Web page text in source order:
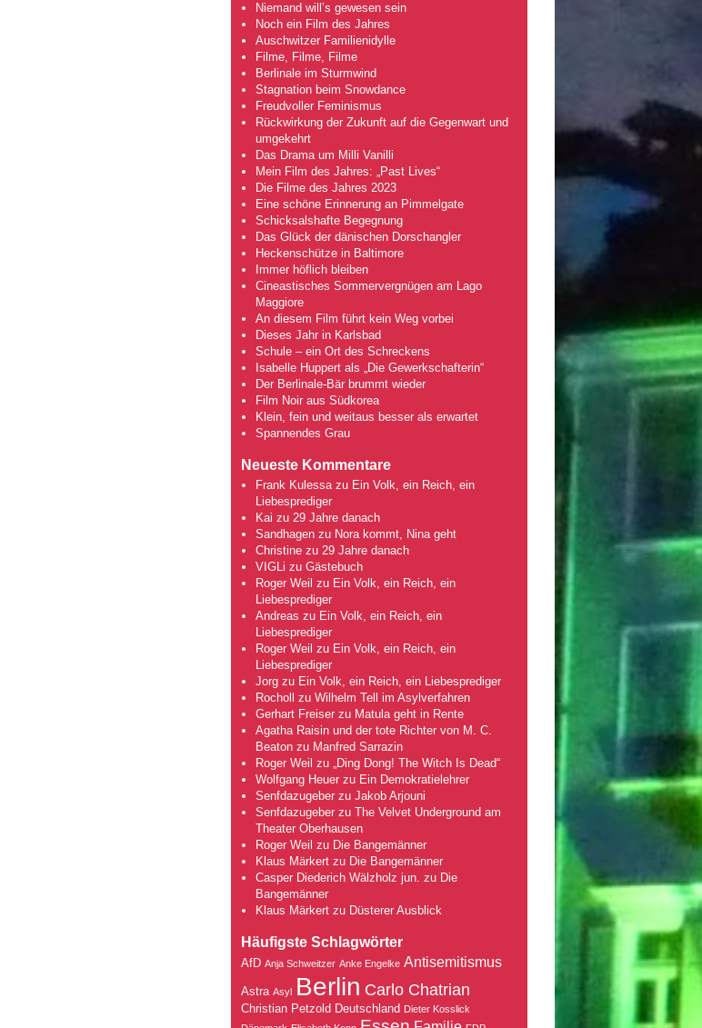
Niemand will’s gewesen sein
Noch ein Film des Jahres
Auschwitzer Familienidylle
Filme, Filme, Filme
Berlinale im Sturmwind
Stagnation beim Snowdance
Freudvoller Feminismus
Rückwirkung der Zukunft auf die Gegenwart und
umgekehrt
Das Drama um Milli Vanilli
Mein Film des Jahres: „Past Lives“
Die Filme des Jahres 2023
Eine schöne Erinnerung an Pimmelgate
Schicksalshafte Begegnung
Das Glück der dänischen Dorschangler
Heckenschütze in Baltimore
Immer höflich bleiben
Cineastisches Sommervergnügen am Lago
Maggiore
An diesem Film führt kein Weg vorbei
Dieses Jahr in Karlsbad
Schule – ein Ort des Schreckens
Isabelle Huppert als „Die Gewerkschafterin“
Der Berlinale-Bär brummt wieder
Film Noir aus Südkorea
Klein, fein und weitaus besser als erwartet
Spannendes Grau
Neueste Kommentare
Frank Kulessazu Ein Volk, ein Reich, ein
Liebesprediger
Kai zu 29 Jahre danach
Sandhagenzu Nora kommt, Nina geht
Christinezu 29 Jahre danach
VIGLi zu Gästebuch
Roger Weil zu Ein Volk, ein Reich, ein
Liebesprediger
Andreas zu Ein Volk, ein Reich, ein
Liebesprediger
Roger Weil zu Ein Volk, ein Reich, ein
Liebesprediger
Jorgzu Ein Volk, ein Reich, ein Liebesprediger
Rocholl
zu Wilhelm Tell im Asylverfahren
Gerhart Freiserzu Matula geht in Rente
Agatha Raisin und der tote Richter von M. C.
Beatonzu Manfred Sarrazin
Roger Weil zu „Ding Dong! The Witch Is Dead“
Wolfgang Heuerzu Ein Demokratielehrer
Senfdazugeberzu Jakob Arjouni
Senfdazugeberzu The Velvet Underground am
Theater Oberhausen
Roger Weil zu Die Bangemänner
Klaus Märkertzu Die Bangemänner
Casper Diederich Wälzholz jun. zu Die
Bangemänner
Klaus Märkertzu Düsterer Ausblick
Häufigste Schlagwörter
AfD Anja Schweitzer Anke Engelke Antisemitismus
Astra Asyl Berlin Carlo Chatrian
Christian Petzold Deutschland Dieter Kosslick